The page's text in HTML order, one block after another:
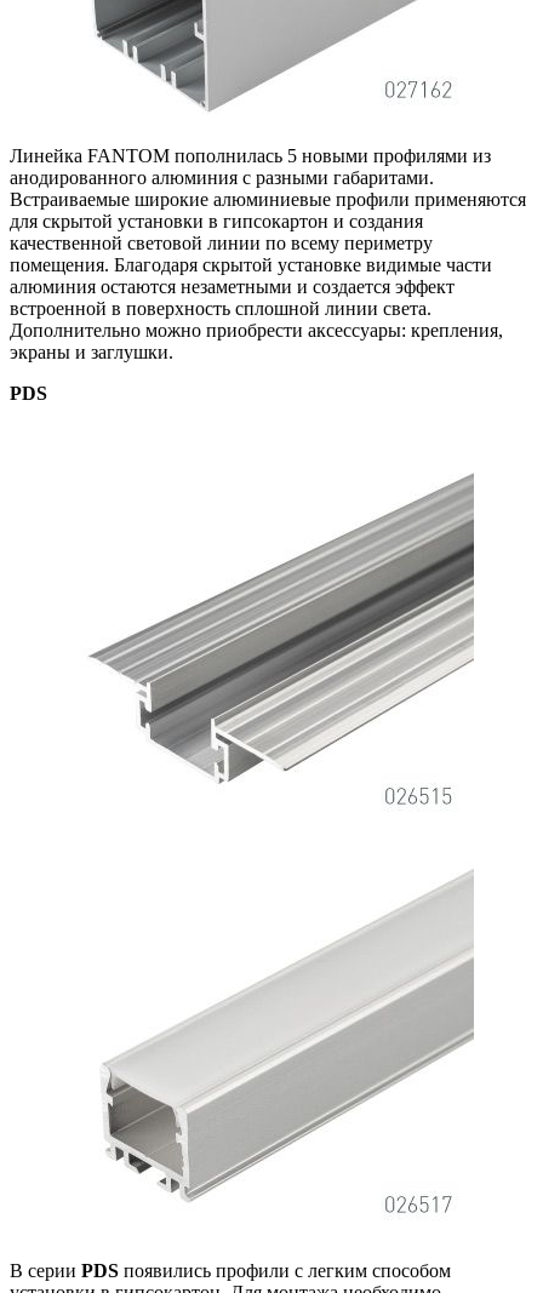
Линейка FANTOM пополнилась 5 новыми профилями из
анодированного алюминия с разными габаритами.
Встраиваемые широкие алюминиевые профили применяются
для скрытой установки в гипсокартон и создания
качественной световой линии по всему периметру
помещения. Благодаря скрытой установке видимые части
алюминия остаются незаметными и создается эффект
встроенной в поверхность сплошной линии света.
Дополнительно можно приобрести аксессуары: крепления,
экраны и заглушки.
PDS
В серии PDS появились профили с легким способом